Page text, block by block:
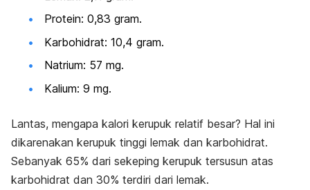
Protein: 0,83 gram.
Karbohidrat: 10,4 gram.
Natrium: 57 mg.
Kalium: 9 mg.
Lantas, mengapa kalori kerupuk relatif besar? Hal ini
dikarenakan kerupuk tinggi lemak dan karbohidrat.
Sebanyak 65% dari sekeping kerupuk tersusun atas
karbohidrat dan 30% terdiri dari lemak.